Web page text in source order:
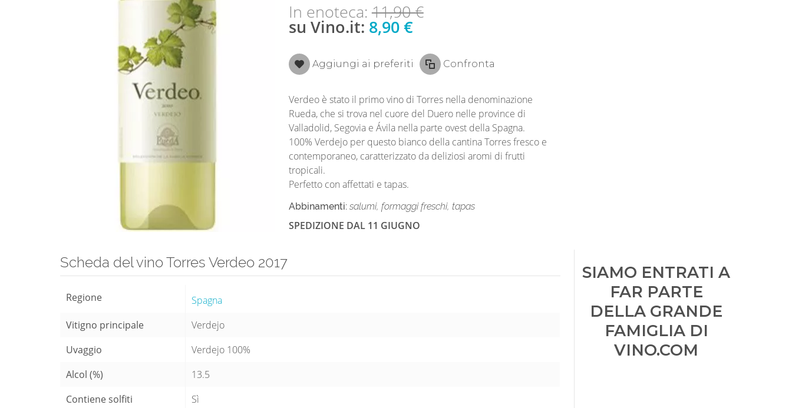
In enoteca:11,90 €
su Vino.it: 8,90 €
Aggiungi ai preferiti Confronta
Verdeo è stato il primo vino di Torres nella denominazione
Rueda, che si trova nel cuore del Duero nelle province di
Valladolid, Segovia e Ávila nella parte ovest della Spagna.
100% Verdejo per questo bianco della cantina Torres fresco e
contemporaneo, caratterizzato da deliziosi aromi di frutti
tropicali.
Perfetto con affettati e tapas.
Abbinamenti: salumi, formaggi freschi, tapas
SPEDIZIONE DAL 11 GIUGNO
Scheda del vino Torres Verdeo 2017
Regione
Spagna
Vitigno principale
Verdejo
Uvaggio
Verdejo 100%
Alcol (%)
13.5
Contiene solfiti
Sì
SIAMO ENTRATI A
FAR PARTE
DELLA GRANDE
FAMIGLIA DI
VINO.COM